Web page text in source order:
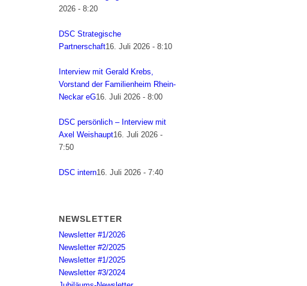
2026 - 8:20
DSC Strategische
Partnerschaft16. Juli 2026 - 8:10
Interview mit Gerald Krebs,
Vorstand der Familienheim Rhein-
Neckar eG16. Juli 2026 - 8:00
DSC persönlich – Interview mit
Axel Weishaupt16. Juli 2026 -
7:50
DSC intern16. Juli 2026 - 7:40
NEWSLETTER
Newsletter #1/2026
Newsletter #2/2025
Newsletter #1/2025
Newsletter #3/2024